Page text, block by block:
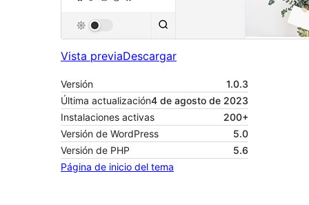
Vista previaDescargar
Versión
1.0.3
Última actualización4 de agosto de 2023
Instalaciones activas
200+
Versión de WordPress
5.0
Versión de PHP
5.6
Página de inicio del tema